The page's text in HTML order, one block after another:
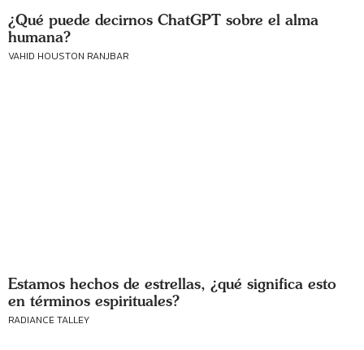
¿Qué puede decirnos ChatGPT sobre el alma
humana?
VAHID HOUSTON RANJBAR
Estamos hechos de estrellas, ¿qué significa esto
en términos espirituales?
RADIANCE TALLEY